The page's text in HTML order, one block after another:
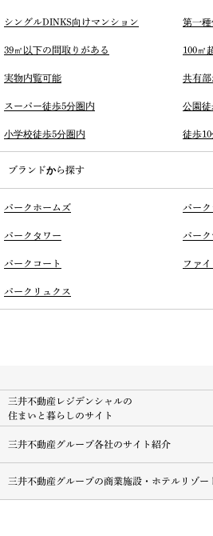
シングルDINKS向けマンション 第一
39㎡以下の間取りがある 100㎡
実物内覧可能 共有部
スーパー徒歩5分圏内 公園徒
小学校徒歩5分圏内 徒歩
ブランドから探す
パークホームズ パーク
パークタワー パー
パークコート ファ
パークリュクス
三井不動産レジデンシャルの
住まいと暮らしのサイト
三井不動産グループ各社のサイト紹介
三井不動産グループの商業施設・ホテルリゾー